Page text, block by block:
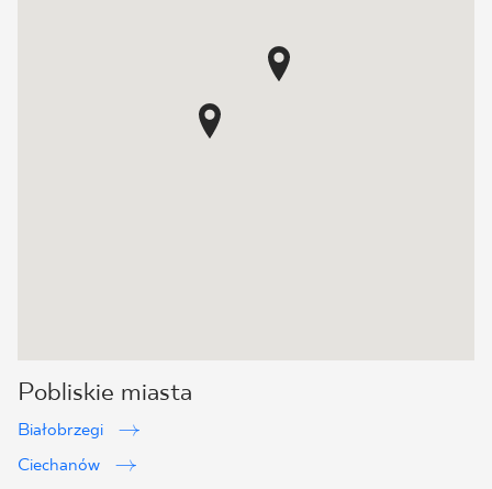
Pobliskie miasta
Białobrzegi
Ciechanów